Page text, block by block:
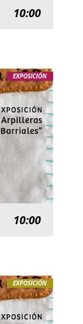
10:00
EXPOSICIÓN
10:00
EXPOSICIÓN